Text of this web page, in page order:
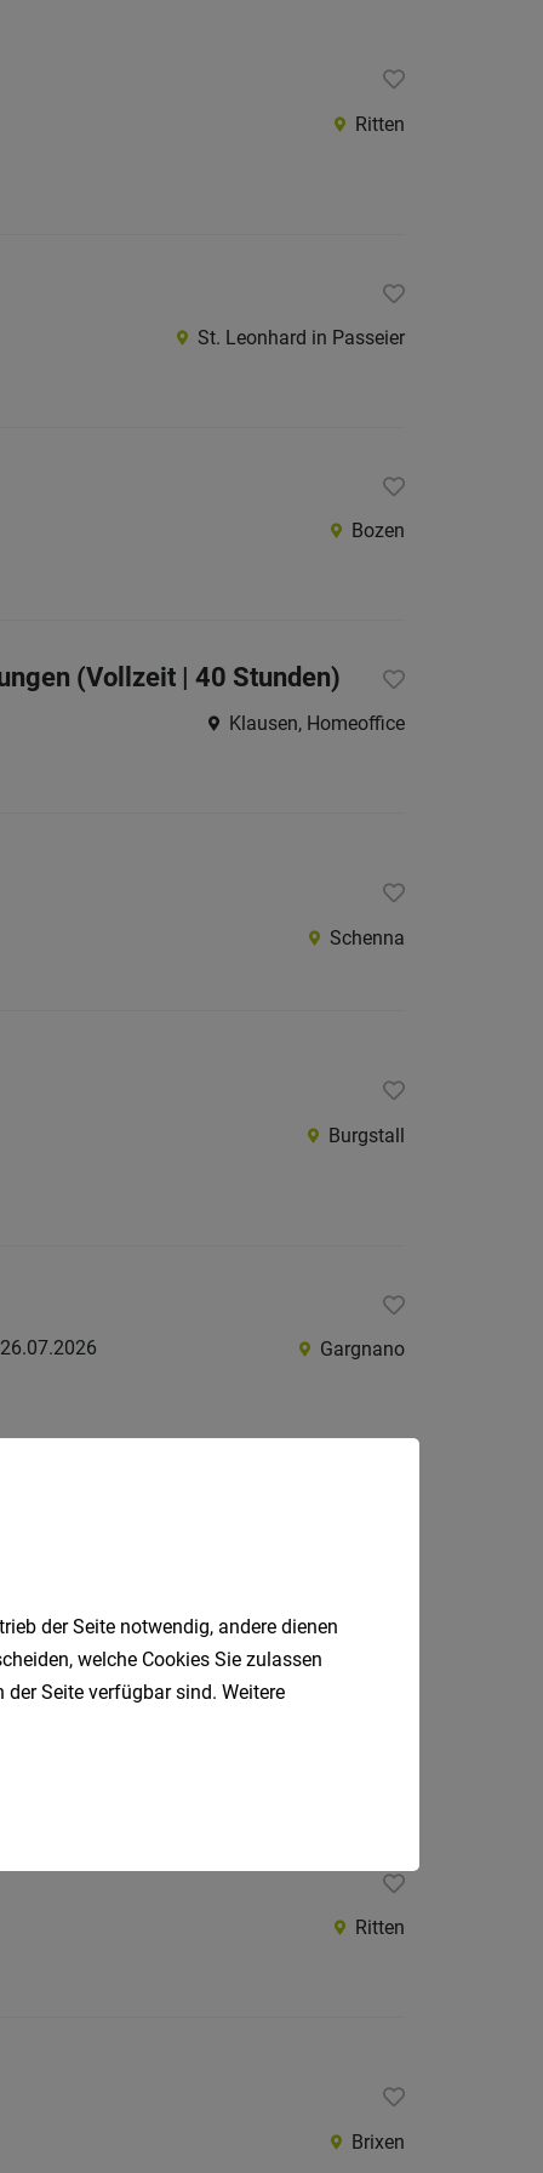
Ritten
St. Leonhard in Passeier
Bozen
(Vollzeit | 40 Stunden)
Klausen, Homeoffice
Schenna
Burgstall
26.07.2026 Gargnano
Ritten
Brixen
der Seite notwendig, andere dienen
welche Cookies Sie zulassen
Seite verfügbar sind. Weitere